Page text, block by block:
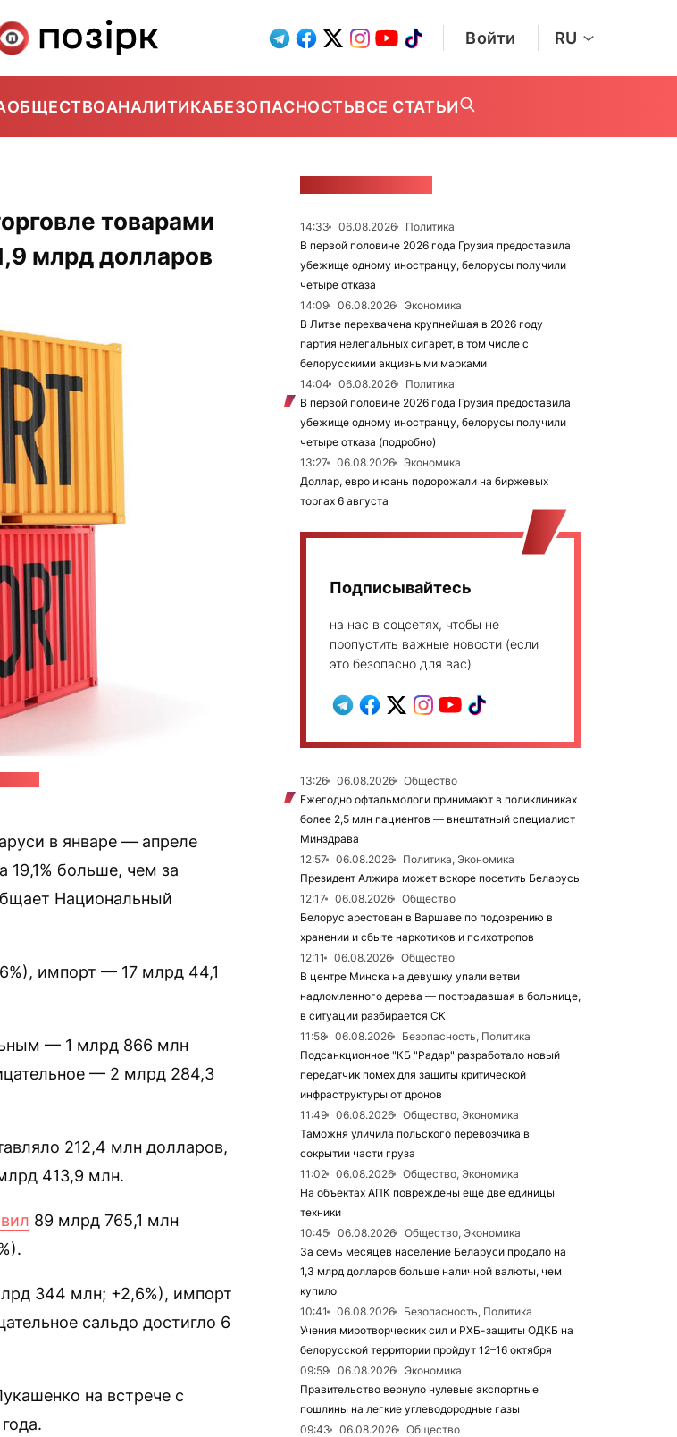
Войти RU
ОБЩЕСТВОАНАЛИТИКАБЕЗОПАСНОСТЬВСЕ СТАТЬИ
товарами
млрд долларов
в январе — апреле
больше, чем за
Национальный
импорт — 17 млрд 44,1
— 1 млрд 866 млн
— 2 млрд 284,3
212,4 млн долларов,
413,9 млн.
89 млрд 765,1 млн
344 млн; +2,6%), импорт
сальдо достигло 6
на встрече с
14:33 06.08.2026
Политика
В первой половине 2026 года Грузия предоставила
убежище одному иностранцу, белорусы получили
четыре отказа
14:09
06.08.2026
Экономика
В Литве перехвачена крупнейшая в 2026 году
партия нелегальных сигарет, в том числе с
белорусскими акцизными марками
14:04
06.08.2026
Политика
В первой половине 2026 года Грузия предоставила
убежище одному иностранцу, белорусы получили
четыре отказа (подробно)
13:27
06.08.2026
Экономика
Доллар, евро и юань подорожали на биржевых
торгах 6 августа
Подписывайтесь
на нас в соцсетях, чтобы не
пропустить важные новости (если
это безопасно для вас)
13:26 06.08.2026
Общество
Ежегодно офтальмологи принимают в поликлиниках
более 2,5 млн пациентов — внештатный специалист
Минздрава
12:57
06.08.2026
Политика, Экономика
Президент Алжира может вскоре посетить Беларусь
12:17
06.08.2026
Общество
Белорус арестован в Варшаве по подозрению в
хранении и сбыте наркотиков и психотропов
12:11
06.08.2026
Общество
В центре Минска на девушку упали ветви
надломленного дерева — пострадавшая в больнице,
в ситуации разбирается СК
11:58
06.08.2026
Безопасность, Политика
Подсанкционное "КБ "Радар" разработало новый
передатчик помех для защиты критической
инфраструктуры от дронов
11:49
06.08.2026
Общество, Экономика
Таможня уличила польского перевозчика в
сокрытии части груза
11:02
06.08.2026
Общество, Экономика
На объектах АПК повреждены еще две единицы
техники
10:45
06.08.2026
Общество, Экономика
За семь месяцев население Беларуси продало на
1,3 млрд долларов больше наличной валюты, чем
купило
10:41
06.08.2026
Безопасность, Политика
Учения миротворческих сил и РХБ-защиты ОДКБ на
белорусской территории пройдут 12–16 октября
09:59
06.08.2026
Экономика
Правительство вернуло нулевые экспортные
пошлины на легкие углеводородные газы
09:43
06.08.2026
Общество